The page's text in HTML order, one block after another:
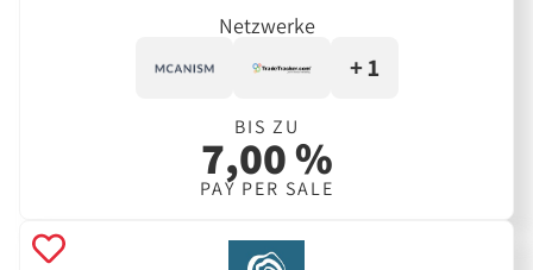
Netzwerke
+ 1
BIS ZU
7,00 %
PAY PER SALE